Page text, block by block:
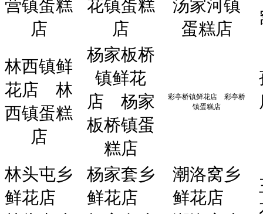
营镇蛋糕
店
花镇蛋糕
店
汤家河镇
蛋糕店
林西镇鲜
花店
林
西镇蛋糕
店
杨家板桥
镇鲜花
店
杨家
板桥镇蛋
糕店
彩亭桥镇鲜花店
彩亭桥
镇蛋糕店
林头屯乡
鲜花店
杨家套乡
鲜花店
潮洛窝乡
鲜花店